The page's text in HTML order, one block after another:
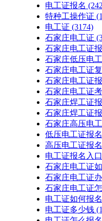
电工证报名
特种工操作证
电工证 (3174)
石家庄电工证
石家庄电工证
石家庄低压电
石家庄电工证
石家庄电工证
石家庄电工证
石家庄焊工证
石家庄焊工证
石家庄高压电
低压电工证报
高压电工证报
电工证报名入
石家庄电工证
石家庄电工证
石家庄电工证
电工证如何报名
电工证多少钱